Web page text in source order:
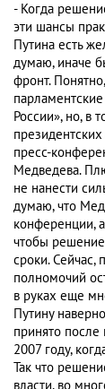
- Когда
эти шансы
Путина есть
думаю, иначе
фронт.
России», но, в
пресс-
Медведева.
не нанести
думаю, что
конференции,
чтобы
сроки. Сейчас,
полномочий
в руках еще
Путину
принято
2007 году,
Так что
власти, во